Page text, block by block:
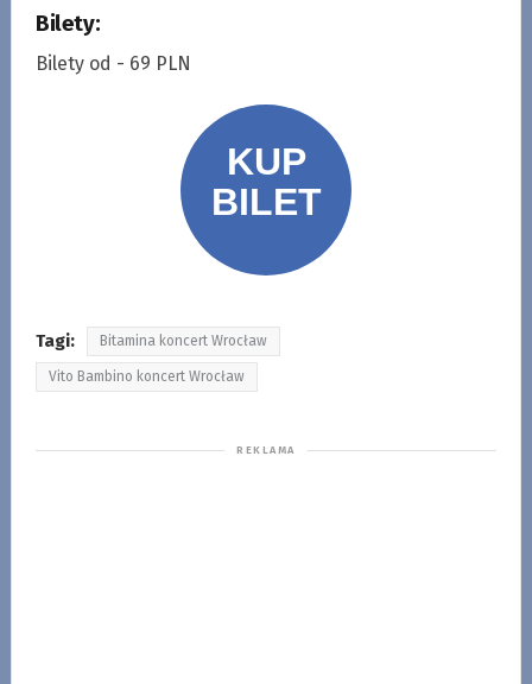
Bilety:
Bilety od - 69 PLN
Tagi: Bitamina koncert Wrocław
Vito Bambino koncert Wrocław